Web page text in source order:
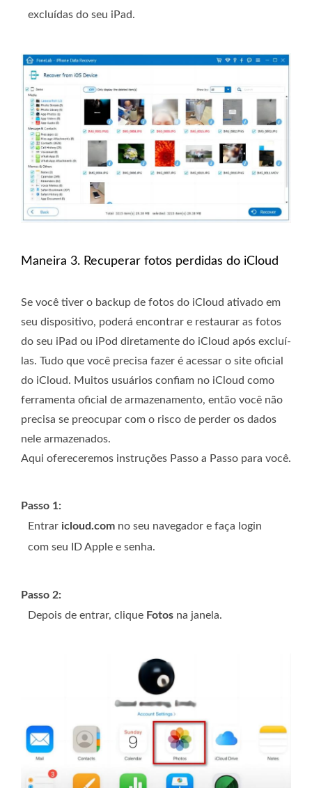
excluídas do seu iPad.
Maneira 3. Recuperar fotos perdidas do iCloud
Se você tiver o backup de fotos do iCloud ativado em
seu dispositivo, poderá encontrar e restaurar as fotos
do seu iPad ou iPod diretamente do iCloud após excluí-
las. Tudo que você precisa fazer é acessar o site oficial
do iCloud. Muitos usuários confiam no iCloud como
ferramenta oficial de armazenamento, então você não
precisa se preocupar com o risco de perder os dados
nele armazenados.
Aqui ofereceremos instruções Passo a Passo para você.
Passo 1:
Entrar icloud.com no seu navegador e faça login
com seu ID Apple e senha.
Passo 2:
Depois de entrar, clique Fotos na janela.